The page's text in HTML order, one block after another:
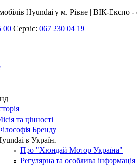
00 Сервіс: 067 230 04 19
та цінності
Бренду
в Україні
Про "Хюндай Мотор Україна"
Регулярна та особлива інформація